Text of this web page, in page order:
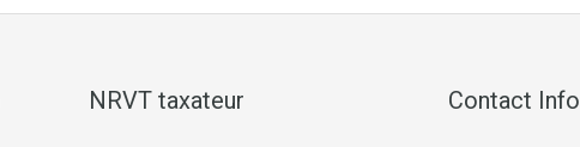
NRVT taxateur Contact Info